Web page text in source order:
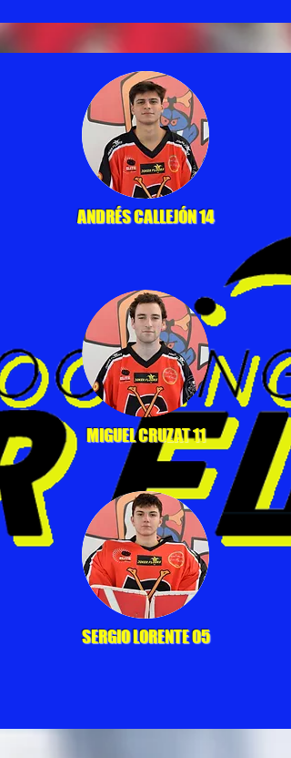
ANDRÉS CALLEJÓN 14
MIGUEL CRUZAT 11
SERGIO LORENTE 05